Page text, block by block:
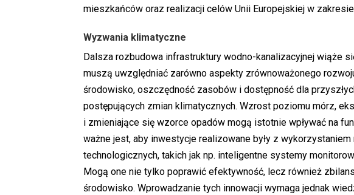
mieszkańców oraz realizacji celów Unii Europejskiej w
Wyzwania klimatyczne
Dalsza rozbudowa infrastruktury wodno-kanalizacyjnej wiąże
muszą uwzględniać zarówno aspekty zrównoważonego
środowisko, oszczędność zasobów i dostępność dla
postępujących zmian klimatycznych. Wzrost poziomu mórz,
i zmieniające się wzorce opadów mogą istotnie wpływać na
ważne jest, aby inwestycje realizowane były z
technologicznych, takich jak np. inteligentne systemy
Mogą one nie tylko poprawić efektywność, lecz również
środowisko. Wprowadzanie tych innowacji wymaga jednak